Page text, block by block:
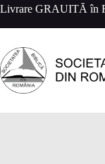
Livrare GRAUITĂ în